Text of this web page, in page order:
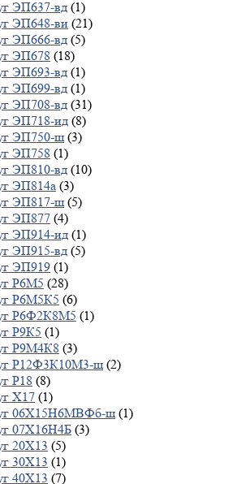
ЭП637-вд (1)
ЭП648-ви (21)
ЭП666-вд (5)
ЭП678 (18)
ЭП693-вд (1)
ЭП699-вд (1)
ЭП708-вд (31)
ЭП718-ид (8)
ЭП750-ш (3)
ЭП758 (1)
ЭП810-вд (10)
ЭП814а (3)
ЭП817-ш (5)
ЭП877 (4)
ЭП914-ид (1)
ЭП915-вд (5)
ЭП919 (1)
Р6М5 (28)
Р6М5К5 (6)
Р6Ф2К8М5 (1)
Р9К5 (1)
Р9М4К8 (3)
Р12Ф3К10М3-ш (2)
Р18 (8)
Х17 (1)
06Х15Н6МВФб-ш (1)
07Х16Н4Б (3)
20Х13 (5)
30Х13 (1)
40Х13 (7)